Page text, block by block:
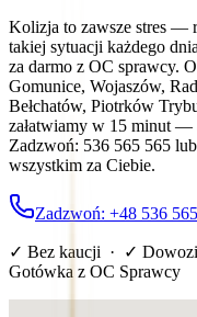
Kolizja to zawsze stres —
takiej sytuacji każdego
za darmo z OC sprawcy.
Gomunice, Wojaszów,
Bełchatów, Piotrków
załatwiamy w 15 minut —
Zadzwoń: 536 565 565
wszystkim za Ciebie.
Zadzwoń: +48 536
✓ Bez kaucji · ✓
Gotówka z OC Sprawcy